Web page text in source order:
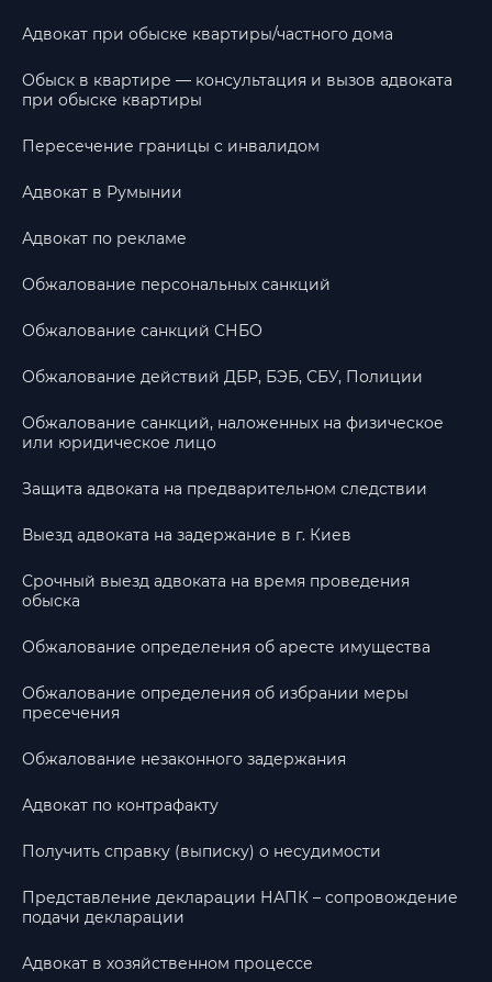
Адвокат при обыске квартиры/частного дома
Обыск в квартире — консультация и вызов адвоката
при обыске квартиры
Пересечение границы с инвалидом
Адвокат в Румынии
Адвокат по рекламе
Обжалование персональных санкций
Обжалование санкций СНБО
Обжалование действий ДБР, БЭБ, СБУ, Полиции
Обжалование санкций, наложенных на физическое
или юридическое лицо
Защита адвоката на предварительном следствии
Выезд адвоката на задержание в г. Киев
Срочный выезд адвоката на время проведения
обыска
Обжалование определения об аресте имущества
Обжалование определения об избрании меры
пресечения
Обжалование незаконного задержания
Адвокат по контрафакту
Получить справку (выписку) о несудимости
Представление декларации НАПК – сопровождение
подачи декларации
Адвокат в хозяйственном процессе